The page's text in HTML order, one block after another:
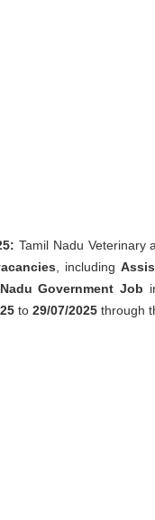
Tamil Nadu Veterinary
, including
Government Job
to 29/07/2025 through